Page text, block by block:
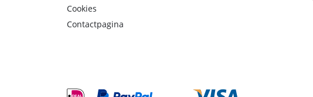
Cookies
Contactpagina